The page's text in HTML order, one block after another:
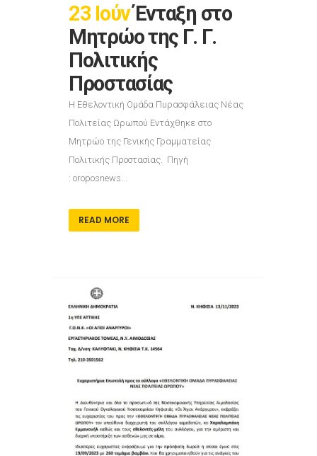
23 ΙούνΈνταξη στο
Μητρώο της Γ. Γ.
Πολιτικής
Προστασίας
Η Εθελοντική Ομάδα Πυρασφάλειας Νέας
Πολιτείας Ωρωπού Εντάχθηκε στο
Μητρώο της Γενικής Γραμματείας
Πολιτικής Προστασίας. Πηγή
: oroposnews...
READ MORE